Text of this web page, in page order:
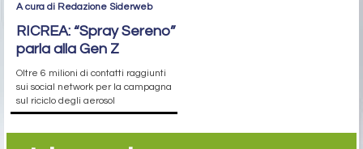
A cura di Redazione Siderweb
RICREA: “Spray Sereno”
parla alla Gen Z
Oltre 6 milioni di contatti raggiunti
sui social network per la campagna
sul riciclo degli aerosol